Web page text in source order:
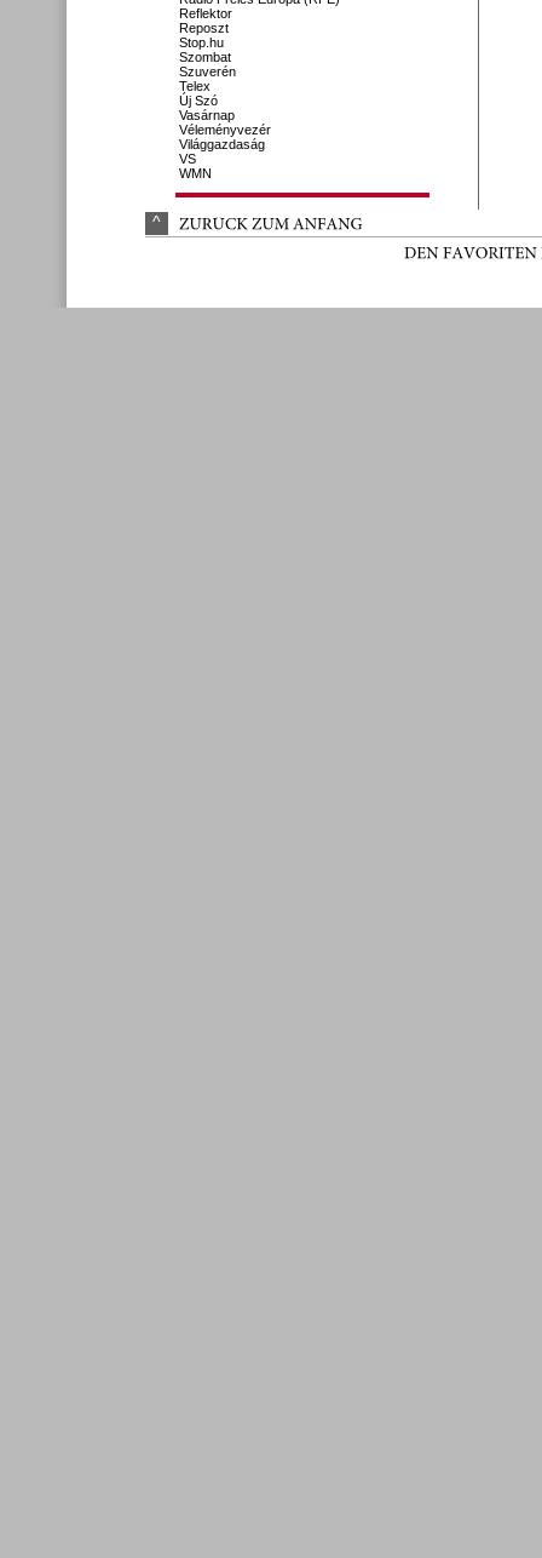
Reflektor
Reposzt
Stop.hu
Szombat
Szuverén
Telex
Új Szó
Vasárnap
Véleményvezér
Világgazdaság
VS
WMN
^ ZURÜCK ZUM ANFANG
DEN FAVORITEN